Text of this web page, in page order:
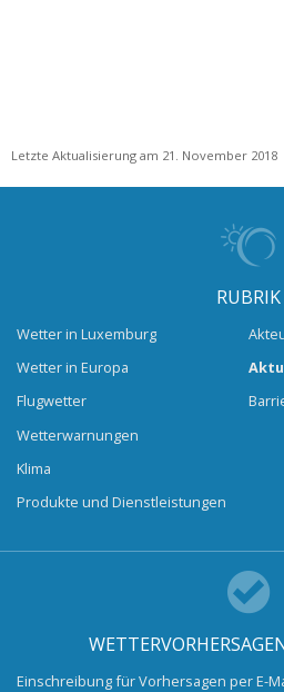
Letzte Aktualisierung am 21. November 2018
RUBRIK
Wetter in Luxemburg
Wetter in Europa
Flugwetter
Wetterwarnungen
Klima
Produkte und Dienstleistungen
Einschreibung für Vorhersagen per E-